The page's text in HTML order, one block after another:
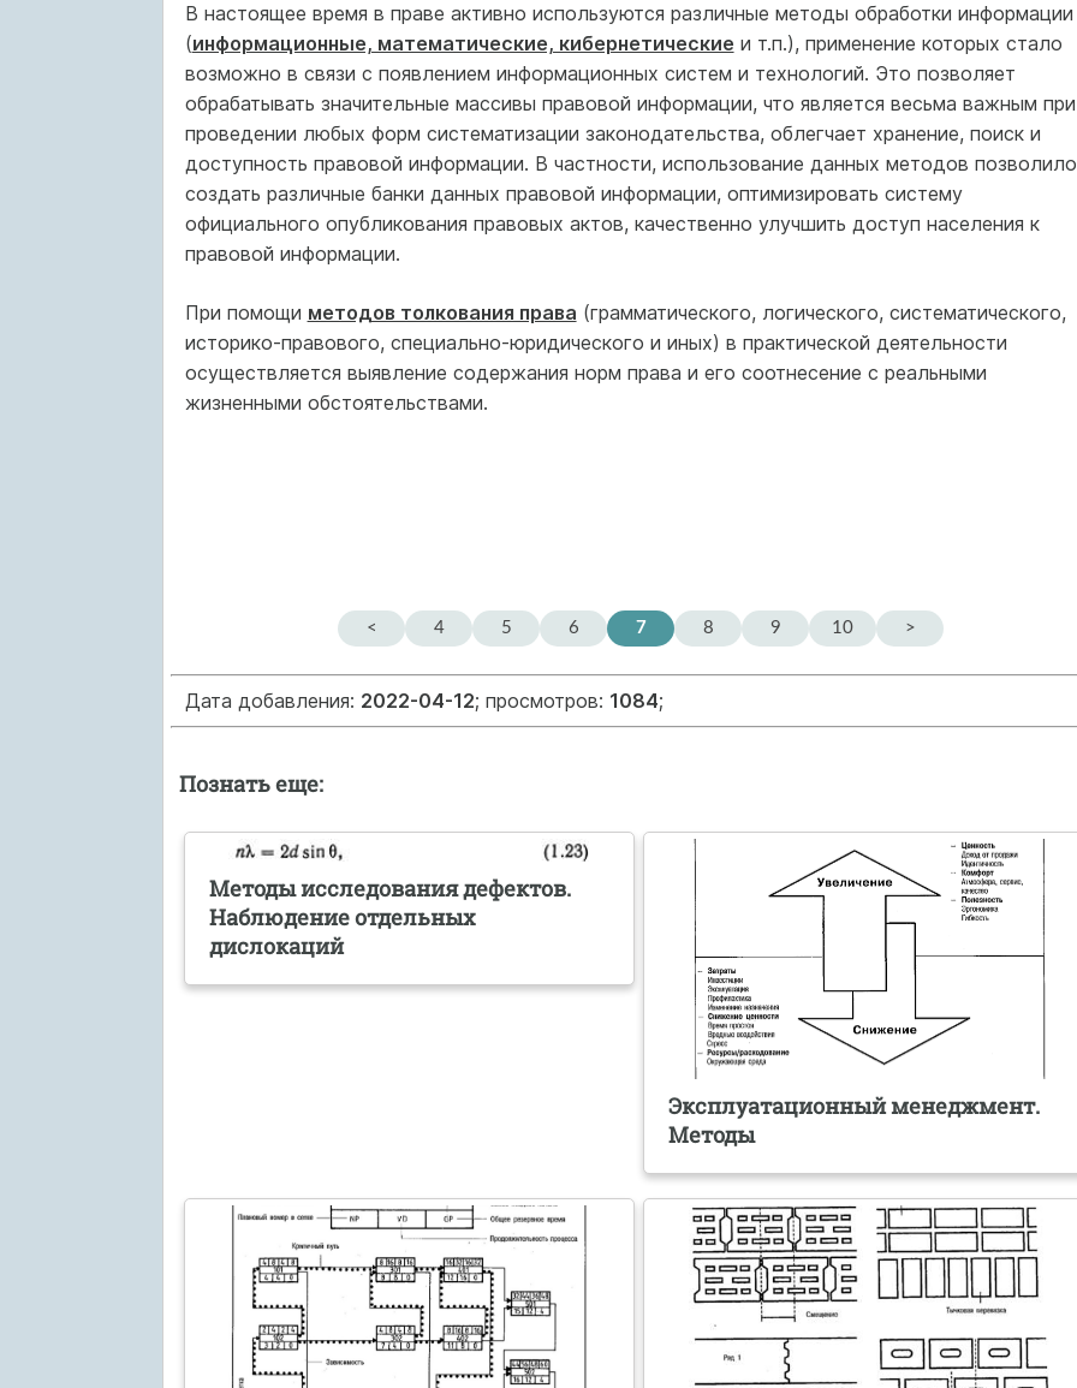
В настоящее время в праве активно используются различные методы обработки информации
(информационные, математические, кибернетические и т.п.), применение которых стало
возможно в связи с появлением информационных систем и технологий. Это позволяет
обрабатывать значительные массивы правовой информации, что является весьма важным при
проведении любых форм систематизации законодательства, облегчает хранение, поиск и
доступность правовой информации. В частности, использование данных методов позволило
создать различные банки данных правовой информации, оптимизировать систему
официального опубликования правовых актов, качественно улучшить доступ населения к
правовой информации.
При помощи методов толкования права (грамматического, логического, систематического,
историко-правового, специально-юридического и иных) в практической деятельности
осуществляется выявление содержания норм права и его соотнесение с реальными
жизненными обстоятельствами.
< 4 5 6 7 8 9 10 >
Дата добавления: 2022-04-12; просмотров: 1084;
Познать еще:
Методы исследования дефектов.
Наблюдение отдельных
дислокаций
Эксплуатационный менеджмент.
Методы